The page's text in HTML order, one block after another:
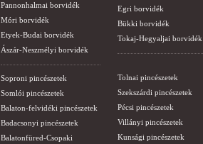
Pannonhalmai borvidék
Móri borvidék
Etyek-Budai borvidék
Ászár-Neszmélyi borvidék
Soproni pincészetek
Somlói pincészetek
Balaton-felvidéki pincészetek
Badacsonyi pincészetek
Balatonfüred-Csopaki
Egri borvidék
Bükki borvidék
Tokaj-Hegyaljai borvidék
Tolnai pincészetek
Szekszárdi pincészetek
Pécsi pincészetek
Villányi pincészetek
Kunsági pincészetek